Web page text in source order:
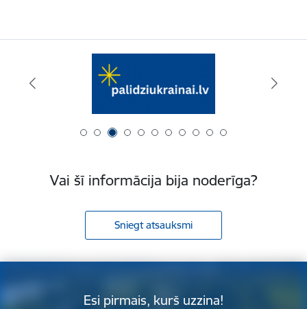
Vai šī informācija bija noderīga?
Sniegt atsauksmi
Esi pirmais, kurš uzzina!